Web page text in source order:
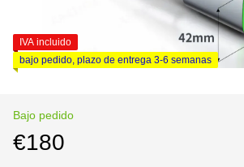
IVA incluido
bajo pedido, plazo de entrega 3-6 semanas
Bajo pedido
€180